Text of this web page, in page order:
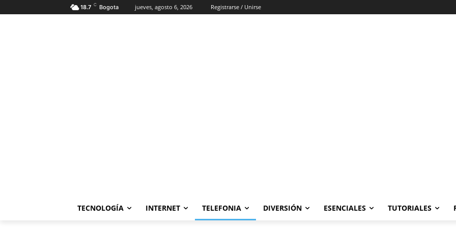
18.7 C Bogota jueves, agosto 6, 2026 Registrarse / Unirse
TECNOLOGÍA INTERNET TELEFONIA DIVERSIÓN ESENCIALES TUTORIALES